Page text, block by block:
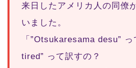
来日したアメリカ人の同僚
いました。
「”Otsukaresama desu”
tired” って訳すの？